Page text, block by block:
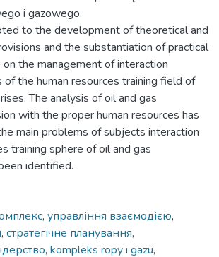
i gazowego.
to the development of theoretical and
and the substantiation of practical
the management of interaction
the human resources training field of
The analysis of oil and gas
with the proper human resources has
main problems of subjects interaction
training sphere of oil and gas
identified.
, управління взаємодією,
, стратегічне планування,
, kompleks ropy i gazu,